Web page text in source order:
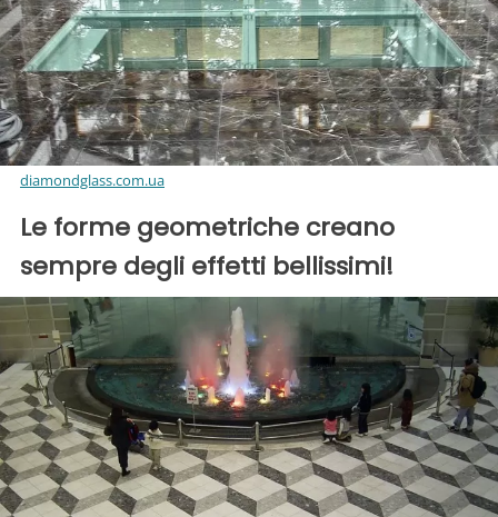
diamondglass.com.ua
Le forme geometriche creano
sempre degli effetti bellissimi!